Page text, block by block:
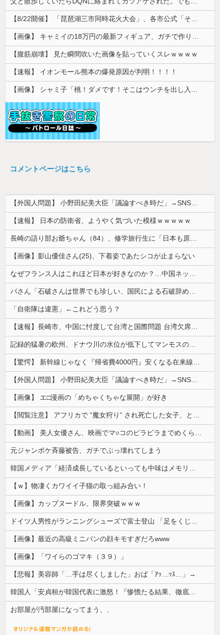
【腹筋崩壊】 見た瞬間吹いた画像を貼っていくスレｗｗｗｗ
【速報】 イオンモール熊本の爆発原因が判明！！！！
コメントページはこちら
【外国人問題】 小野田紀美大臣「議論すべき時だ」→SNS「まだ議論もしてなかったんだ...」→小野田大臣「これが進歩状況です」めちゃくちゃ仕事して...
【速報】 日本の防衛省、ようやく気づいた模様ｗｗｗｗｗ
長崎の語り部お爺ちゃん（84）、修学旅行生に「日本も原爆を持たないと負ける」と言われびっくり！ 被団協代表（85）も中学生に「核を持たないで日本...
【画像】影山優佳さん(25)、下着姿であたシコが止まらない
なぜフランス人はこれほど日本が好きなのか？…中国ネット「中国と北朝鮮を除いて日本が好き」！
パさん「石破さんは世界でも珍しい、国民による石破辞めるなデモが自然発生した総理大臣です」
「自衛隊は違憲」←これどう思う？
【速報】長崎市、中国に忖度して台湾と国際問題 台湾欠席「指定座席を使節団区域外にされた」と抗議
記録的猛暑の欧州、ドナウ川の水位が低下してマンモスの骨や沈没したドイツ軍の戦艦が出現
【驚愕】 新幹線じゃなく『帰省費4000円』安くなる在来線で帰省した結果ｗｗｗｗｗ
【外国人問題】 小野田紀美大臣「議論すべき時だ」→SNS「まだ議論もしてなかったんだ...」→小野田大臣「これが進歩状況です」めちゃくちゃ仕事して...
【画像】 エ□漫画の「めちゃくちゃな展開」が好き
【閲覧注意】 アフリカで ”魔女狩り” され死亡した女子、とんでもなくエ□い体してると話題に
【動画】 美人女優さん、映画でマ○コのビラビラまでめくらせてしまうｗｗｗｗｗｗ
元ジャンポケ斉藤被告、ガチでぶっ壊れてしまう
韓国メディア「経済成長しているといっても中味はメモリ価格だけ。雇用増加見通しが半減してしまった」……韓国の内需不況は根強い状況っすね
【ｗ】物凄くカワイイ子猫の取っ組み合い！
【画像】カップヌードル、限界突破ｗｗｗ
ドイツ人男性がランニングシューズで富士登山 「足をくじいて動けない」
【画像】最近の高級ミニバンの顔キモすぎだろwww
【画像】「ワイらのゴマキ（３９）」
【悲報】美容師「…手は尽くしました」おば「ｱｯ…ｯｽ…」→
韓国人「安貞桓が韓国代表に激怒！『惨憺たる結果、徹底的な刷新が必要だ』と監督や協会を痛烈批判」
お部屋が汚部屋になってまう、、